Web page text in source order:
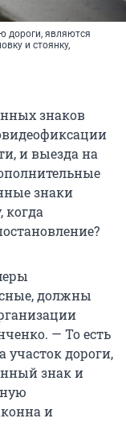
дороги, являются
и стоянку,
знаков
и выезда на
знаки
когда
должны
— То есть
участок дороги,
знак и
и